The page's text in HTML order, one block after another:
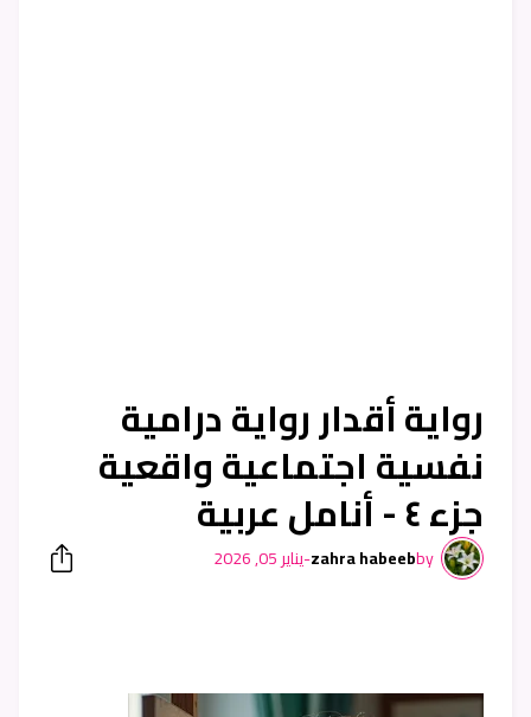
رواية أقدار رواية درامية
نفسية اجتماعية واقعية
جزء ٤ - أنامل عربية
by
zahra habeeb
-يناير 05, 2026